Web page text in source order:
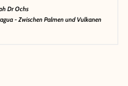
Dr Ochs
- Zwischen Palmen und Vulkanen